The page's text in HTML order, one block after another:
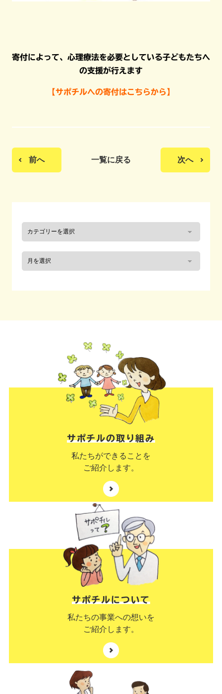
寄付によって、心理療法を必要としている子どもたちへ
の支援が行えます
【サポチルへの寄付はこちらから】
前へ 一覧に戻る 次へ
サポチルの取り組み
私たちができることを
ご紹介します。
サポチルについて
私たちの事業への想いを
ご紹介します。